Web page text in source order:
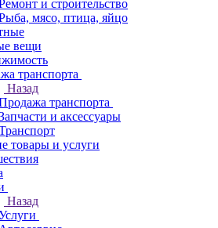
и строительство
мясо, птица, яйцо
вещи
транспорта
Назад
транспорта
и аксессуары
товары и услуги
Назад